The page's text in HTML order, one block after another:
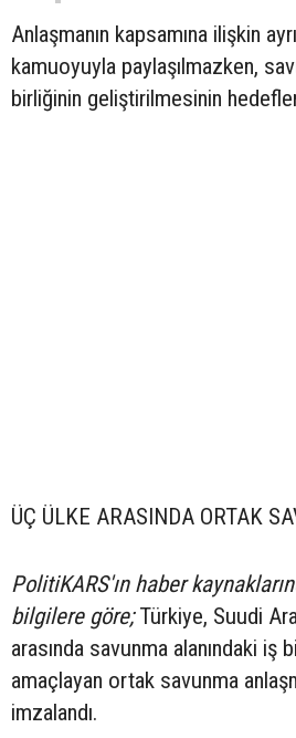
Anlaşmanın kapsamına ilişkin
kamuoyuyla paylaşılmazken,
birliğinin geliştirilmesinin
ÜÇ ÜLKE ARASINDA ORTAK
PolitiKARS'ın haber
bilgilere göre;Türkiye, Suudi
arasında savunma alanındaki iş
amaçlayan ortak savunma
imzalandı.